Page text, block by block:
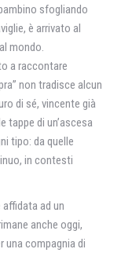
sfogliando
è arrivato al
mondo.
a raccontare
non tradisce alcun
di sé, vincente già
tappe di un’ascesa
tipo: da quelle
in contesti
ad un
anche oggi,
una compagnia di